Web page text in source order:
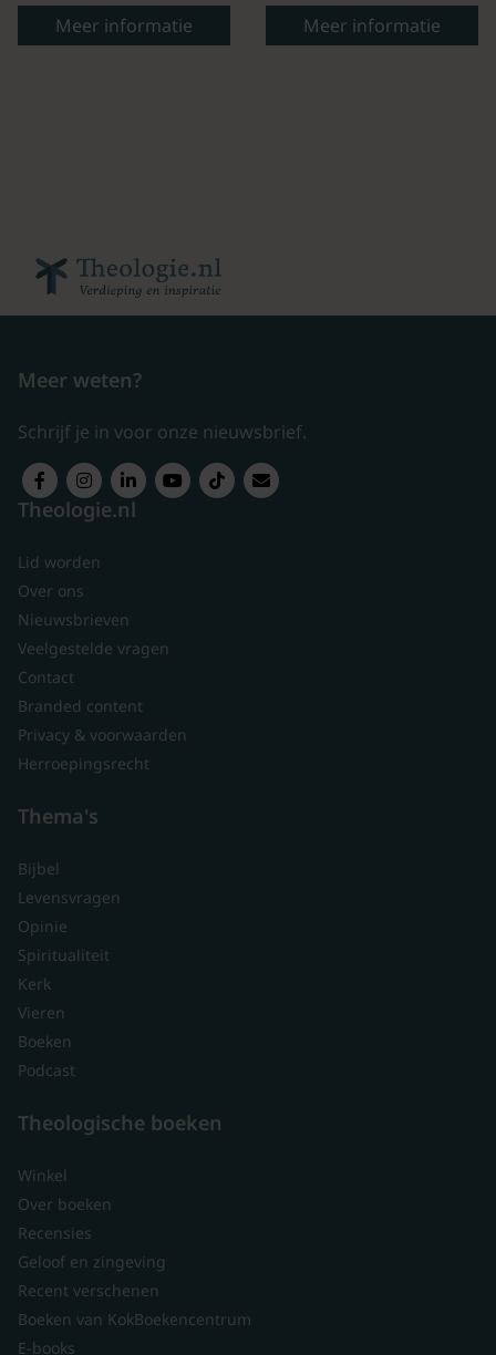
Meer informatie
Meer informatie
Meer weten?
Schrijf je in voor onze nieuwsbrief.
Theologie.nl
Lid worden
Over ons
Nieuwsbrieven
Veelgestelde vragen
Contact
Branded content
Privacy & voorwaarden
Herroepingsrecht
Thema's
Bijbel
Levensvragen
Opinie
Spiritualiteit
Kerk
Vieren
Boeken
Podcast
Theologische boeken
Winkel
Over boeken
Recensies
Geloof en zingeving
Recent verschenen
Boeken van KokBoekencentrum
E-books